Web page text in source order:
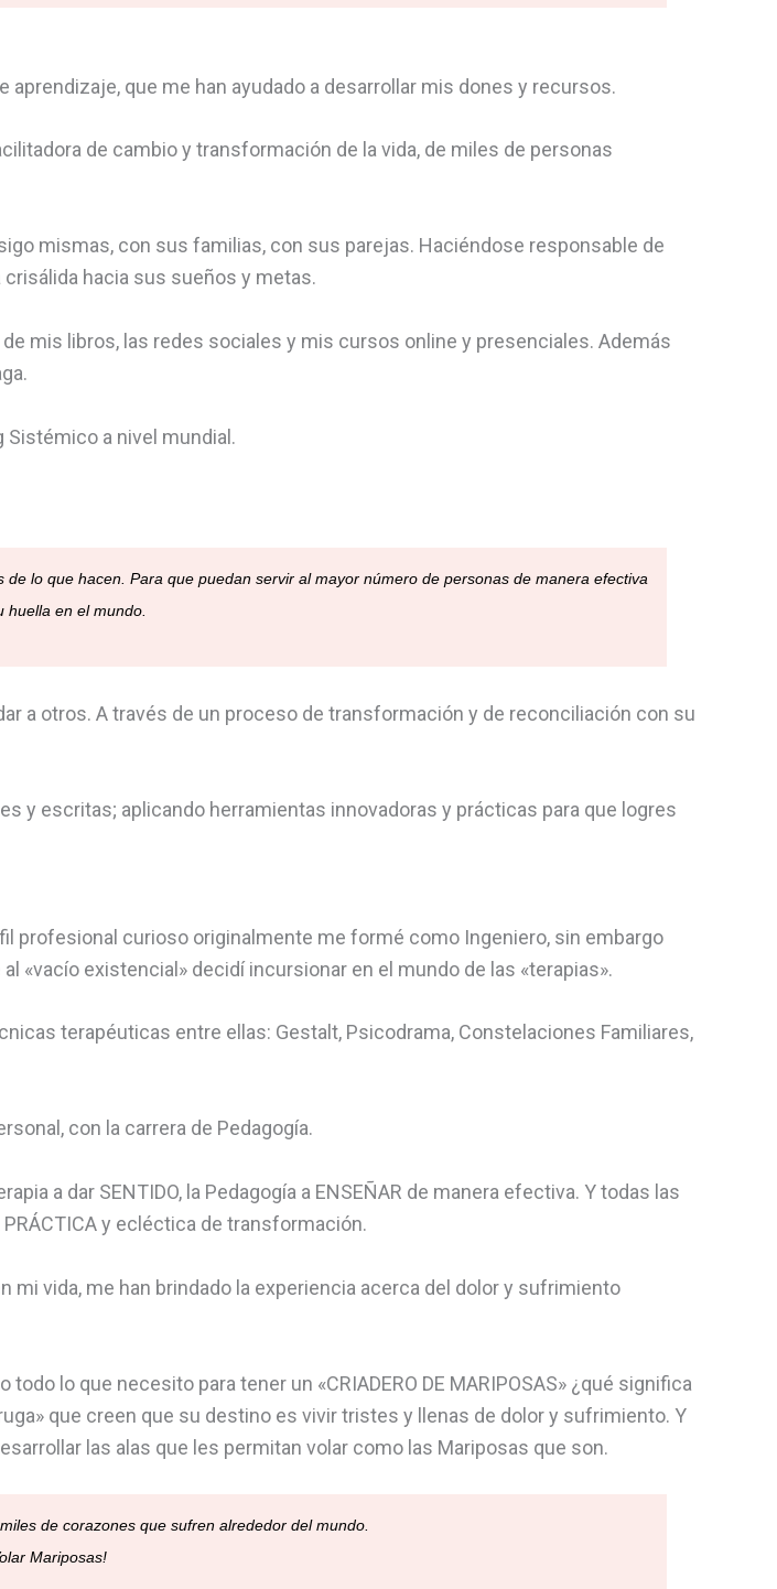
que me han ayudado a desarrollar mis dones y recursos.
de cambio y transformación de la vida, de miles de personas
mismas, con sus familias, con sus parejas. Haciéndose responsable de
hacia sus sueños y metas.
mis libros, las redes sociales y mis cursos online y presenciales. Además
Sistémico a nivel mundial.
lo que hacen. Para que puedan servir al mayor número de personas de manera efectiva
huella en el mundo.
a otros. A través de un proceso de transformación y de reconciliación con su
y escritas; aplicando herramientas innovadoras y prácticas para que logres
profesional curioso originalmente me formé como Ingeniero, sin embargo
«vacío existencial» decidí incursionar en el mundo de las «terapias».
terapéuticas entre ellas: Gestalt, Psicodrama, Constelaciones Familiares,
con la carrera de Pedagogía.
a dar SENTIDO, la Pedagogía a ENSEÑAR de manera efectiva. Y todas las
y ecléctica de transformación.
vida, me han brindado la experiencia acerca del dolor y sufrimiento
lo que necesito para tener un «CRIADERO DE MARIPOSAS» ¿qué significa
que creen que su destino es vivir tristes y llenas de dolor y sufrimiento. Y
las alas que les permitan volar como las Mariposas que son.
de corazones que sufren alrededor del mundo.
Mariposas!